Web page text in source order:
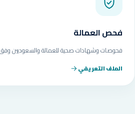
فحص العمالة
فحوصات وشهادات صحية للعمالة والسعوديين وفق
الملف التعريفي